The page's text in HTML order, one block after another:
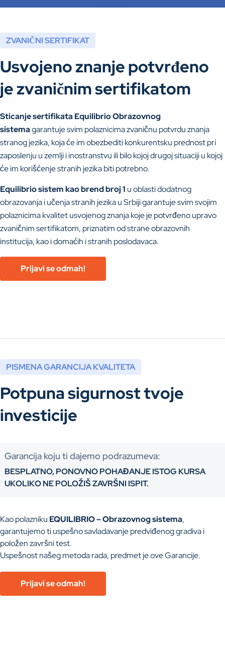
ZVANIČNI SERTIFIKAT
Usvojeno znanje potvrđeno
je zvaničnim sertifikatom
Sticanje sertifikata Equilibrio Obrazovnog
sistemagarantuje svim polaznicima zvaničnu potvrdu znanja
stranog jezika, koja će im obezbediti konkurentsku prednost pri
zaposlenju u zemlji i inostranstvu ili bilo kojoj drugoj situaciji u kojoj
će im korišćenje stranih jezika biti potrebno.
Equilibrio sistem kao brend broj 1 u oblasti dodatnog
obrazovanja i učenja stranih jezika u Srbiji garantuje svim svojim
polaznicima kvalitet usvojenog znanja koje je potvrđeno upravo
zvaničnim sertifikatom, priznatim od strane obrazovnih
institucija, kao i domaćih i stranih poslodavaca.
Prijavi se odmah!
PISMENA GARANCIJA KVALITETA
Potpuna sigurnosttvoje
investicije
Garancija koju ti dajemo podrazumeva:
BESPLATNO, PONOVNO POHAĐANJE ISTOG KURSA
UKOLIKO NE POLOŽIŠ ZAVRŠNI ISPIT.
Kao polazniku EQUILIBRIO – Obrazovnog sistema,
garantujemo ti uspešno savladavanje predviđenog gradiva i
položen završni test.
Uspešnost našeg metoda rada, predmet je ove Garancije.
Prijavi se odmah!